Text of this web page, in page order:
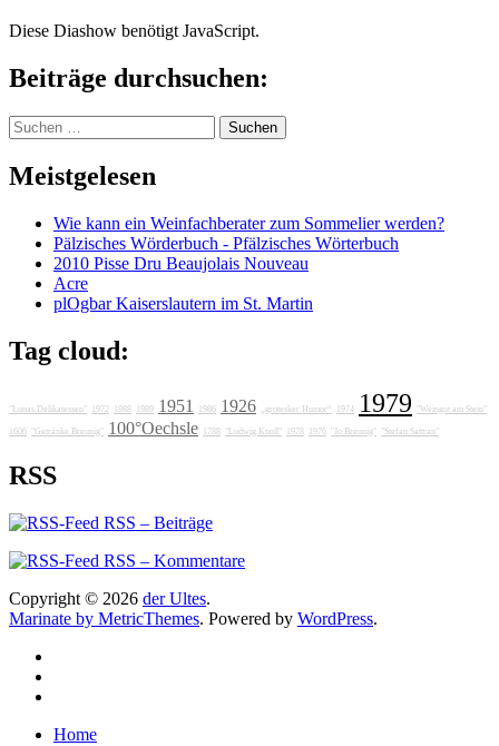
Diese Diashow benötigt JavaScript.
Beiträge durchsuchen:
Suchen
nach:
Meistgelesen
Wie kann ein Weinfachberater zum Sommelier werden?
Pälzisches Wörderbuch - Pfälzisches Wörterbuch
2010 Pisse Dru Beaujolais Nouveau
Acre
plOgbar Kaiserslautern im St. Martin
Tag cloud:
"Lunas Delikatessen" 1972 1988 1989 1951 1986 1926 „grotesker Humor“ 1974 1979 "Weingut am Stein"
1606 "Getränke Breunig" 100°Oechsle 1788 "Ludwig Knoll" 1978 1976 "Jo Breunig" "Stefan Sattran"
RSS
RSS – Beiträge
RSS – Kommentare
Copyright © 2026 der Ultes.
Marinate by MetricThemes. Powered by WordPress.
Home